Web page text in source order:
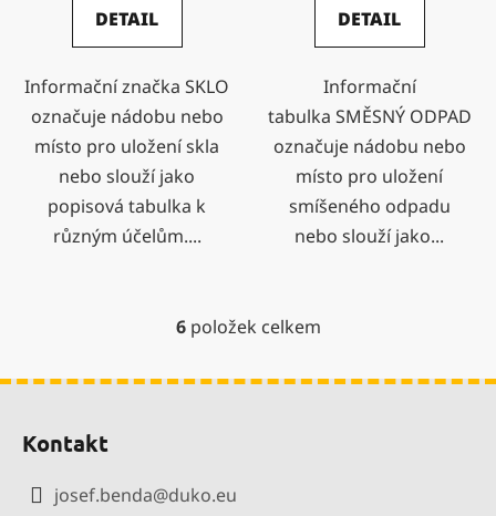
DETAIL
Informační značka SKLO
označuje nádobu nebo
místo pro uložení skla
nebo slouží jako
popisová tabulka k
různým účelům....
DETAIL
Informační
tabulka SMĚSNÝ ODPAD
označuje nádobu nebo
místo pro uložení
smíšeného odpadu
nebo slouží jako...
O
l
6položek celkem
Kontakt
josef.benda@duko.eu